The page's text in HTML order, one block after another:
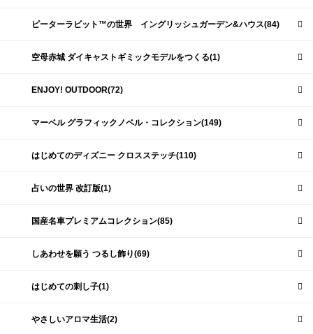
ピーターラビット™の世界 イングリッシュガーデン&ハウス(84)
空母赤城 ダイキャストギミックモデルをつくる(1)
ENJOY! OUTDOOR(72)
マーベル グラフィックノベル・コレクション(149)
はじめてのディズニー クロスステッチ(110)
占いの世界 改訂版(1)
国産名車プレミアムコレクション(85)
しあわせを願う つるし飾り(69)
はじめての刺し子(1)
やさしいアロマ生活(2)